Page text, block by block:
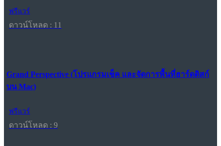
ฟรีแวร์
ดาวน์โหลด : 11
Grand Perspective (โปรแกรมเช็ค และจัดการพื้นที่ฮาร์ดดิสก์
บน Mac)
ฟรีแวร์
ดาวน์โหลด : 9